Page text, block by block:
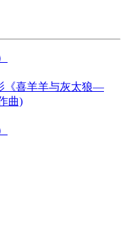
《喜羊羊与灰太狼—
曲)